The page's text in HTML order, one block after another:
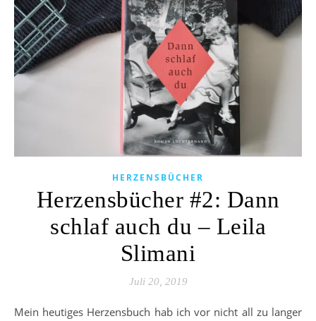
HERZENSBÜCHER
Herzensbücher #2: Dann
schlaf auch du – Leila
Slimani
Juli 20, 2019
Mein heutiges Herzensbuch hab ich vor nicht all zu langer